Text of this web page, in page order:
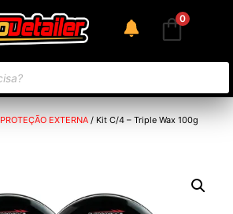
0
PROTEÇÃO EXTERNA/ Kit C/4 – Triple Wax 100g